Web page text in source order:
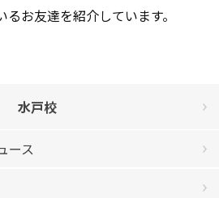
お友達を紹介しています。
水戸校
ース